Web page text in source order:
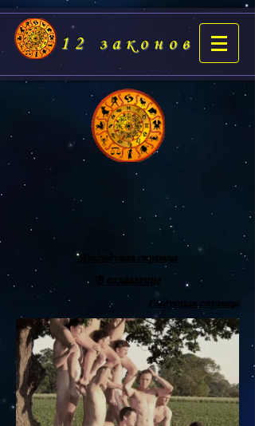
12 законов
Предыдущая страница
В оглавление
Следующая страница